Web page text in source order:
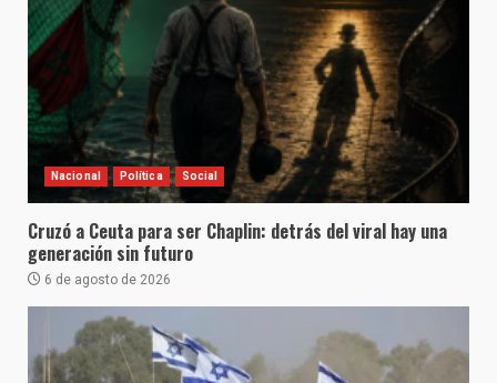
Nacional Política Social
Cruzó a Ceuta para ser Chaplin: detrás del viral hay una
generación sin futuro
6 de agosto de 2026